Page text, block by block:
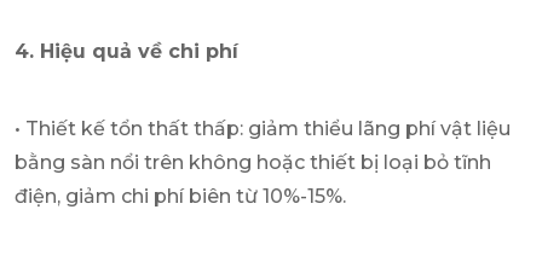
4. Hiệu quả về chi phí
• Thiết kế tổn thất thấp: giảm thiểu lãng phí vật liệu
bằng sàn nổi trên không hoặc thiết bị loại bỏ tĩnh
điện, giảm chi phí biên từ 10%-15%.